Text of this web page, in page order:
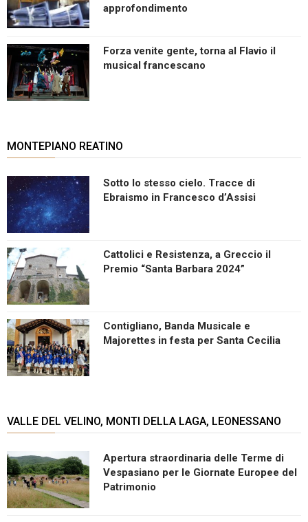
approfondimento
Forza venite gente, torna al Flavio il
musical francescano
MONTEPIANO REATINO
Sotto lo stesso cielo. Tracce di
Ebraismo in Francesco d’Assisi
Cattolici e Resistenza, a Greccio il
Premio “Santa Barbara 2024”
Contigliano, Banda Musicale e
Majorettes in festa per Santa Cecilia
VALLE DEL VELINO, MONTI DELLA LAGA, LEONESSANO
Apertura straordinaria delle Terme di
Vespasiano per le Giornate Europee del
Patrimonio